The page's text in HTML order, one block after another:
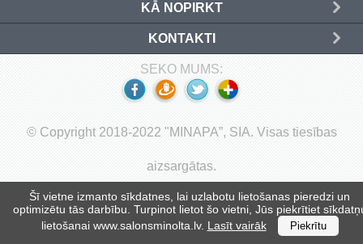
Šī vietne izmanto sīkdatnes, lai uzlabotu lietošanas pieredzi un
optimizētu tās darbību. Turpinot lietot šo vietni, Jūs piekrītiet
lietošanai www.salonsminolta.lv. Lasīt vairāk Piekrītu
KĀ NOPIRKT
KONTAKTI
SEKO MUMS:
© Copyright 2018-2022 "MINAPA”, SIA. Visas tiesības
aizsargātas.
Ekrāni (2)
Biroja preces (1)
Pulksteņi (5)
Aizsarglīdzekļi (3)